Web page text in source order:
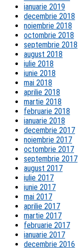
ianuarie 2019
decembrie 2018
noiembrie 2018
octombrie 2018
septembrie 2018
august 2018
iulie 2018
iunie 2018
mai 2018
aprilie 2018
martie 2018
februarie 2018
ianuarie 2018
decembrie 2017
noiembrie 2017
octombrie 2017
septembrie 2017
august 2017
iulie 2017
iunie 2017
mai 2017
aprilie 2017
martie 2017
februarie 2017
ianuarie 2017
decembrie 2016